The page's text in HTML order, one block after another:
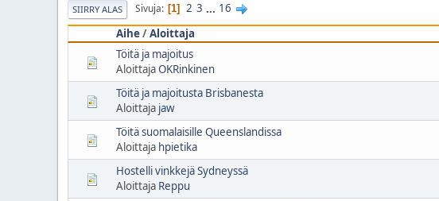
SIIRRY ALAS Sivuja 1 2 3 ... 16
Aihe/Aloittaja
Töitä ja majoitus
AloittajaOKRinkinen
Töitä ja majoitusta Brisbanesta
Aloittaja jaw
Töitä suomalaisille Queenslandissa
Aloittaja hpietika
Hostelli vinkkejä Sydneyssä
Aloittaja Reppu